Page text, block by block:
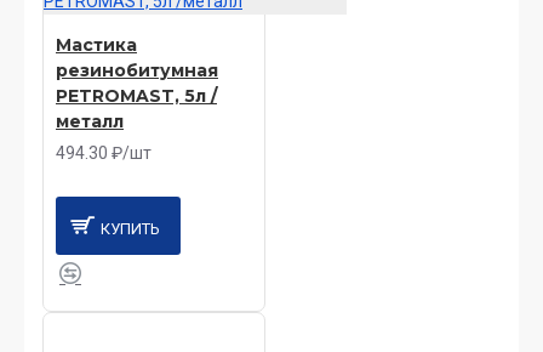
Мастика
резинобитумная
PETROMAST, 5л /
металл
494.30 ₽/шт
КУПИТЬ